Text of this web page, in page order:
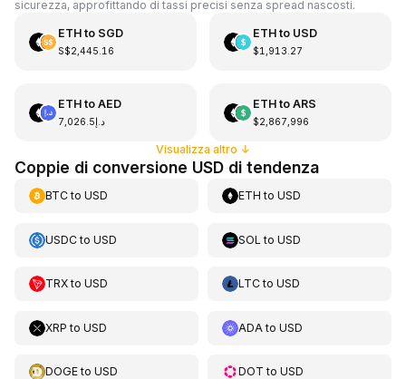
sicurezza, approfittando di tassi precisi senza spread nascosti.
ETHto SGD
S$2,445.16
ETHto USD
$1,913.27
ETHto AED
د.إ7,026.5
ETHto ARS
$2,867,996
Visualizza altro ↓
Coppie di conversione USD di tendenza
BTCto USD ETH toUSD
USDCto USD SOL toUSD
TRXto USD LTCtoUSD
XRP to USD ADA toUSD
DOGEto USD DOT toUSD